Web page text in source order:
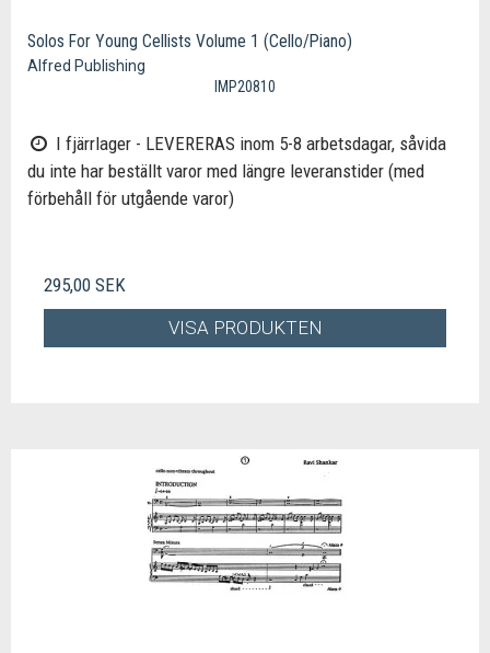
Solos For Young Cellists Volume 1 (Cello/Piano)
Alfred Publishing
IMP20810
I fjärrlager - LEVERERAS inom 5-8 arbetsdagar, såvida
du inte har beställt varor med längre leveranstider (med
förbehåll för utgående varor)
295,00 SEK
VISA PRODUKTEN